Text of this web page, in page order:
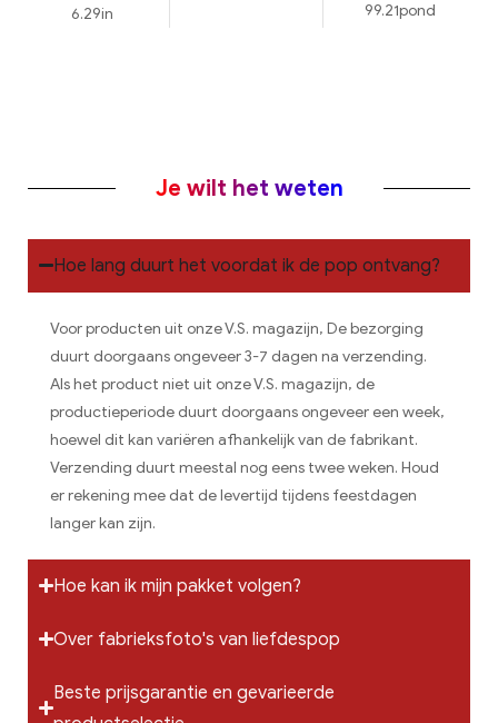
6.29in
99.21pond
Je wilt het weten
Hoe lang duurt het voordat ik de pop ontvang?
Voor producten uit onze V.S. magazijn, De bezorging
duurt doorgaans ongeveer 3-7 dagen na verzending.
Als het product niet uit onze V.S. magazijn, de
productieperiode duurt doorgaans ongeveer een week,
hoewel dit kan variëren afhankelijk van de fabrikant.
Verzending duurt meestal nog eens twee weken. Houd
er rekening mee dat de levertijd tijdens feestdagen
langer kan zijn.
Hoe kan ik mijn pakket volgen?
Over fabrieksfoto's van liefdespop
Beste prijsgarantie en gevarieerde